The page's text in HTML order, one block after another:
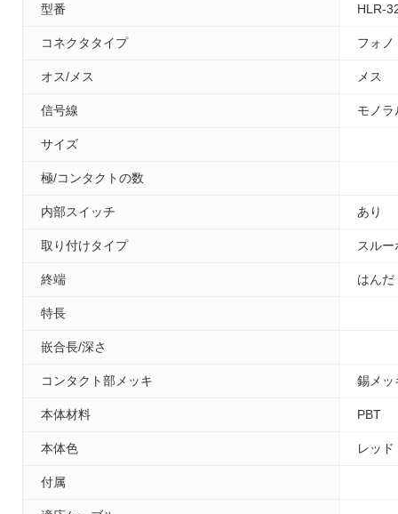
型番 HLR-
コネクタタイプ フォノ
オス/メス メス
信号線 モノラ
サイズ
極/コンタクトの数
内部スイッチ あり
取り付けタイプ スル
終端 はんだ
特長
嵌合長/深さ
コンタクト部メッキ 錫メッ
本体材料 PBT
本体色 レッド
付属